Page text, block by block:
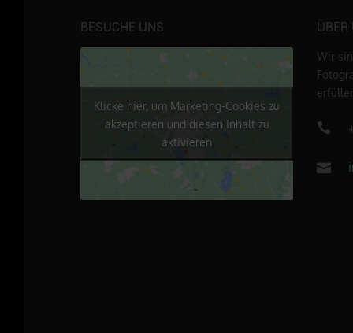
BESUCHE UNS
Klicke hier, um Marketing-Cookies zu
akzeptieren und diesen Inhalt zu
aktivieren
ÜBER
Wir